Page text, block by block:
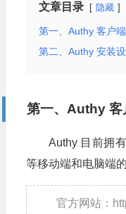
文章目录 隐藏
第一、Authy 客户
第二、Authy 安装
第一、Authy 客
Authy 目前拥
等移动端和电脑端
官方网站：